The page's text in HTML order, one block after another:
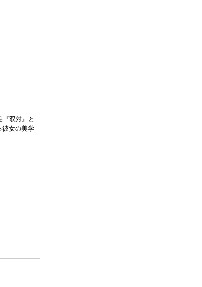
双対』と
彼女の美学